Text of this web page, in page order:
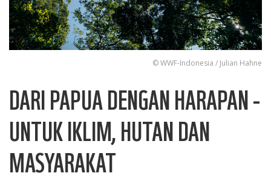
© WWF-Indonesia / Julian Hahne
DARI PAPUA DENGAN HARAPAN -
UNTUK IKLIM, HUTAN DAN
MASYARAKAT